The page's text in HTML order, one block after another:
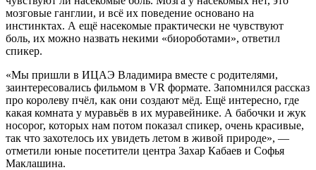
мозговые ганглии, и всё их поведение основано на
инстинктах. А ещё насекомые практически не чувствуют
боль, их можно назвать некими «биороботами», ответил
спикер.
«Мы пришли в ИЦАЭ Владимира вместе с родителями,
заинтересовались фильмом в VR формате. Запомнился рассказ
про королеву пчёл, как они создают мёд. Ещё интересно, где
какая комната у муравьёв в их муравейнике. А бабочки и жук
носорог, которых нам потом показал спикер, очень красивые,
так что захотелось их увидеть летом в живой природе», —
отметили юные посетители центра Захар Кабаев и Софья
Маклашина.